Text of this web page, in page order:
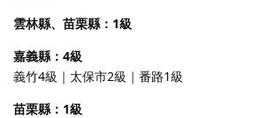
雲林縣、苗栗縣：1級
嘉義縣：4級
義竹4級｜太保市2級｜番路1級
苗栗縣：1級